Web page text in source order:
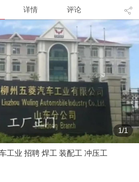
详情 评论
1/1
工业 招聘 焊工 装配工 冲压工